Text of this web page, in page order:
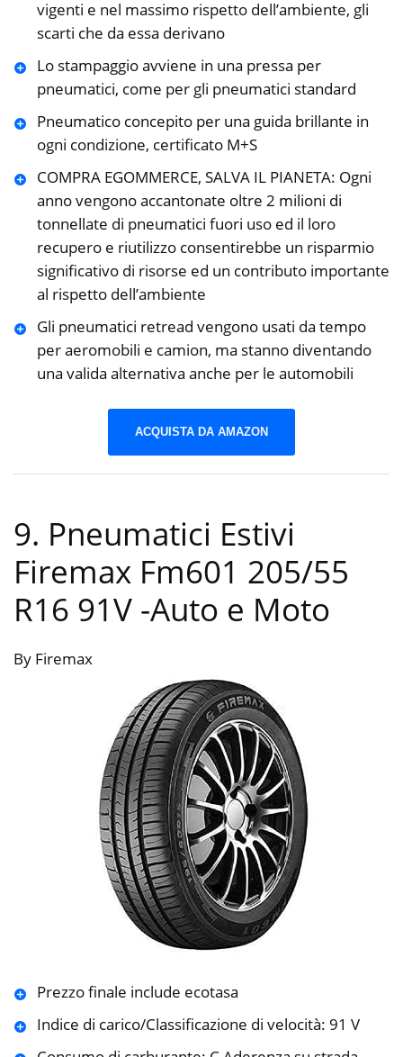
vigenti e nel massimo rispetto dell’ambiente, gli
scarti che da essa derivano
Lo stampaggio avviene in una pressa per
pneumatici, come per gli pneumatici standard
Pneumatico concepito per una guida brillante in
ogni condizione, certificato M+S
COMPRA EGOMMERCE, SALVA IL PIANETA: Ogni
anno vengono accantonate oltre 2 milioni di
tonnellate di pneumatici fuori uso ed il loro
recupero e riutilizzo consentirebbe un risparmio
significativo di risorse ed un contributo importante
al rispetto dell’ambiente
Gli pneumatici retread vengono usati da tempo
per aeromobili e camion, ma stanno diventando
una valida alternativa anche per le automobili
ACQUISTA DA AMAZON
9. Pneumatici Estivi
Firemax Fm601 205/55
R16 91V -Auto e Moto
By Firemax
Prezzo finale include ecotasa
Indice di carico/Classificazione di velocità: 91 V